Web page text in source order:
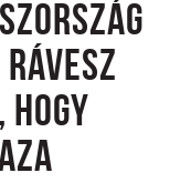
rávesz
hogy